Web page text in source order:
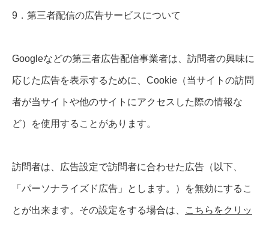
9．第三者配信の広告サービスについて
Googleなどの第三者広告配信事業者は、訪問者の興味に
応じた広告を表示するために、Cookie（当サイトの訪問
者が当サイトや他のサイトにアクセスした際の情報な
ど）を使用することがあります。
訪問者は、広告設定で訪問者に合わせた広告（以下、
「パーソナライズド広告」とします。）を無効にするこ
とが出来ます。その設定をする場合は、 こちらをクリッ